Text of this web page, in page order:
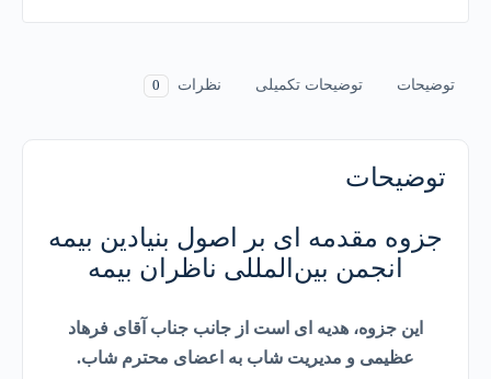
توضیحات توضیحات تکمیلی نظرات 0
توضیحات
جزوه مقدمه ای بر اصول بنیادین بیمه
انجمن بین‌المللی ناظران بیمه
این جزوه، هدیه ای است از جانب جناب آقای فرهاد
عظیمی و مدیریت شاب به اعضای محترم شاب.